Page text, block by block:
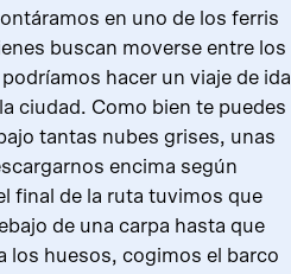
en uno de los ferris
buscan moverse entre los
hacer un viaje de ida
ciudad. Como bien te puedes
tantas nubes grises, unas
encima según
final de la ruta tuvimos que
de una carpa hasta que
los huesos, cogimos el barco